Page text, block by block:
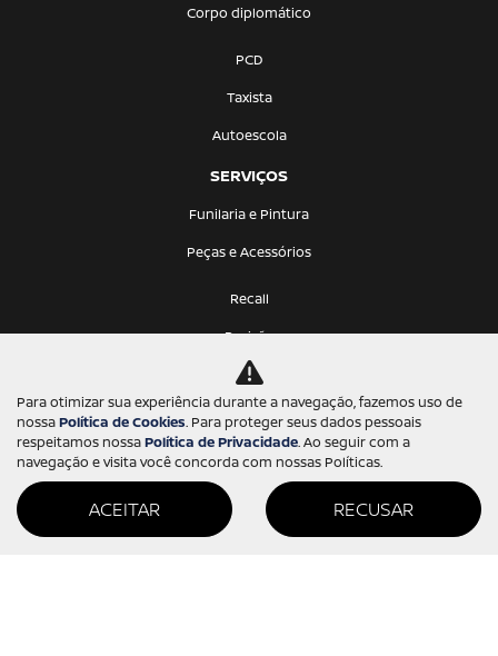
Corpo diplomático
PCD
Taxista
Autoescola
SERVIÇOS
Funilaria e Pintura
Peças e Acessórios
Recall
Revisão
Oficina mecânica
Locação
Seguro
Consórcio
NISSAN PROTECT
Para otimizar sua experiência durante a navegação, fazemos uso de
nossaPolítica de Cookies. Para proteger seus dados pessoais
respeitamos nossaPolítica de Privacidade. Ao seguir com a
navegação e visita você concorda com nossas Políticas.
ACEITAR RECUSAR